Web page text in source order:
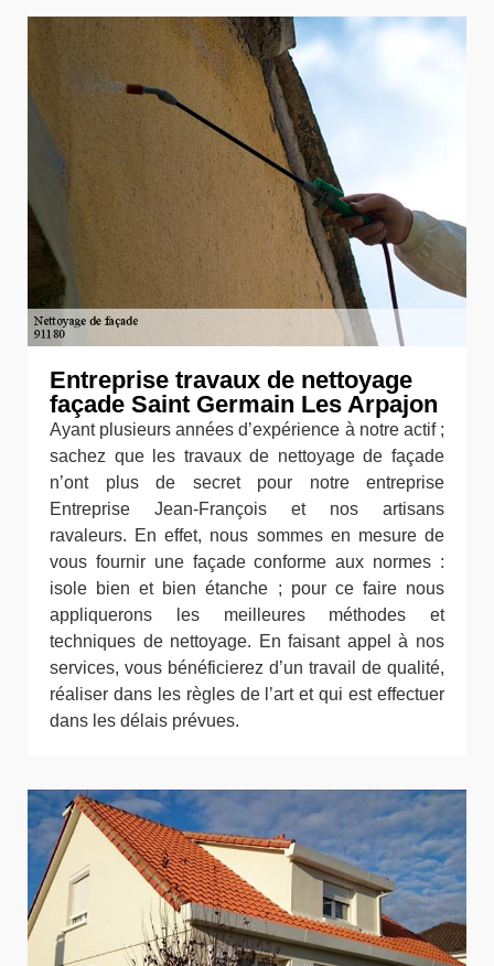
Entreprise travaux de nettoyage
façade Saint Germain Les Arpajon
Ayant plusieurs années d’expérience à notre actif ;
sachez que les travaux de nettoyage de façade
n’ont plus de secret pour notre entreprise
Entreprise Jean-François et nos artisans
ravaleurs. En effet, nous sommes en mesure de
vous fournir une façade conforme aux normes :
isole bien et bien étanche ; pour ce faire nous
appliquerons les meilleures méthodes et
techniques de nettoyage. En faisant appel à nos
services, vous bénéficierez d’un travail de qualité,
réaliser dans les règles de l’art et qui est effectuer
dans les délais prévues.